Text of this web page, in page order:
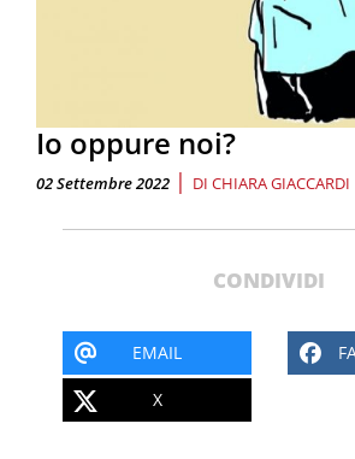
Io oppure noi?
02 Settembre 2022 | DI CHIARA GIACCARDI
CONDIVIDI
EMAIL
X